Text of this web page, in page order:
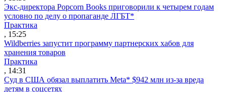
Экс-директора Popcorn Books приговорили к четырем годам
условно по делу о пропаганде ЛГБТ*
Практика
, 15:25
Wildberries запустит программу партнерских хабов для
хранения товаров
Практика
, 14:31
Суд в США обязал выплатить Meta* $942 млн из-за вреда
детям в соцсетях